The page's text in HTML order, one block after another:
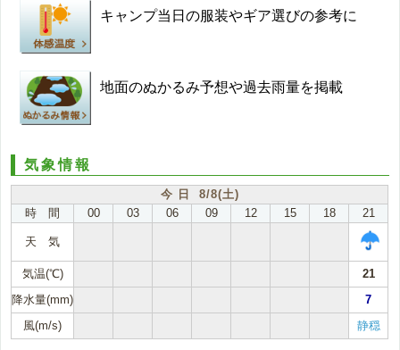
キャンプ当日の服装やギア選びの参考に
地面のぬかるみ予想や過去雨量を掲載
気象情報
今 日 8/8(土)
時 間
00 03 06 09 12 15 18 21
天 気
気温(℃)
21
降水量(mm)
7
風(m/s)
静穏